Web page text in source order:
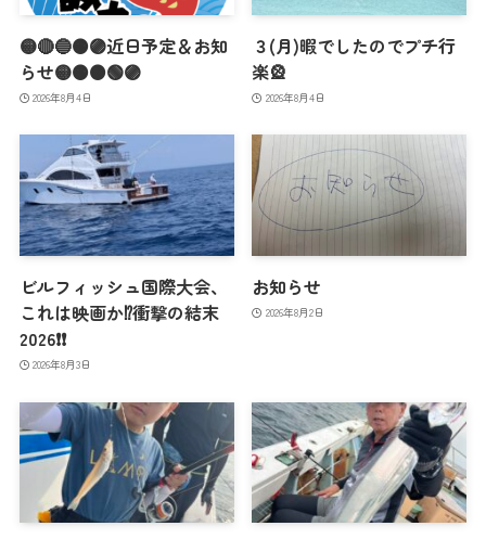
🟡🔴🔵🟠🟣近日予定＆お知
らせ🟡🟠🟤🟢🟣
2026年8月4日
３(月)暇でしたのでプチ行
楽🎡
2026年8月4日
ビルフィッシュ国際大会、
これは映画か⁉️衝撃の結末
2026❗️❗️
2026年8月3日
お知らせ
2026年8月2日